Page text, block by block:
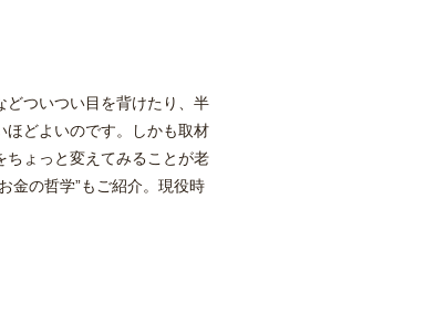
どついつい目を背けたり、半
ほどよいのです。しかも取材
ちょっと変えてみることが老
金の哲学”もご紹介。現役時